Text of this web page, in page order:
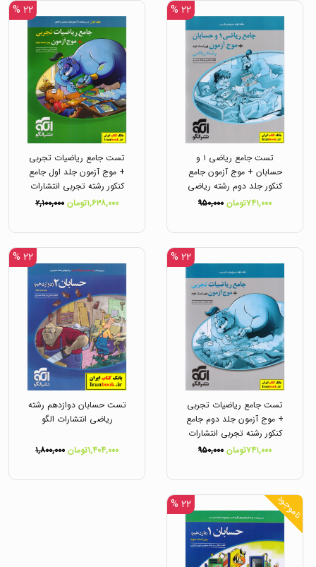
۲۲ %
تست جامع ریاضی ۱ و
حسابان + موج آزمون جامع
کنکور جلد دوم رشته ریاضی
انتشارات الگو۷۴۱,۰۰۰تومان ۹۵۰,۰۰۰
۲۲ %
تست جامع ریاضیات تجربی
+ موج آزمون جلد اول جامع
کنکور رشته تجربی انتشارات
الگو ۱,۶۳۸,۰۰۰تومان ۲,۱۰۰,۰۰۰
۲۲ %
تست جامع ریاضیات تجربی
+ موج آزمون جلد دوم جامع
کنکور رشته تجربی انتشارات
الگو ۷۴۱,۰۰۰تومان ۹۵۰,۰۰۰
۲۲ %
تست حسابان دوازدهم رشته
ریاضی انتشارات الگو
۱,۴۰۴,۰۰۰تومان ۱,۸۰۰,۰۰۰
ناموجود ۲۲ %